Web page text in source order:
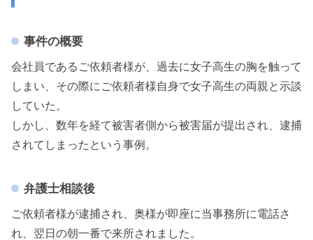
事件の概要
会社員であるご依頼者様が、過去に女子高生の胸を触って
しまい、その際にご依頼者様自身で女子高生の両親と示談
していた。
しかし、数年を経て被害者側から被害届が提出され、逮捕
されてしまったという事例。
弁護士相談後
ご依頼者様が逮捕され、奥様が即座に当事務所に電話さ
れ、翌日の朝一番で来所されました。